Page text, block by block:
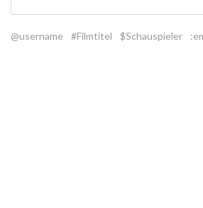
@username #Filmtitel $Schauspieler